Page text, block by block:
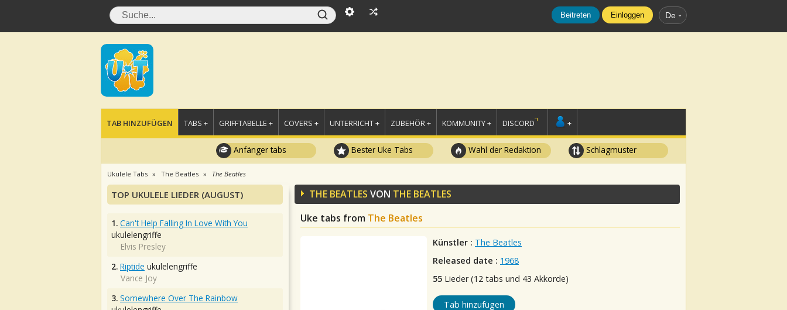
Beitreten Einloggen De
TAB HINZUFÜGEN TABS + GRIFFTABELLE + COVERS + UNTERRICHT + ZUBEHÖR + KOMMUNITY + DISCORD +
Anfänger tabs Bester Uke Tabs Wahl der Redaktion Schlagmuster
Ukulele Tabs The Beatles The Beatles
THE BEATLES VON THE BEATLES
Uke tabs from The Beatles
Künstler : The Beatles
Released date : 1968
55 Lieder (12 tabs und 43 Akkorde)
Tab hinzufügen
TOP UKULELE LIEDER (AUGUST)
1. Can't Help Falling In Love With You
ukulelengriffe
Elvis Presley
2. Riptide ukulelengriffe
Vance Joy
3. Somewhere Over The Rainbow